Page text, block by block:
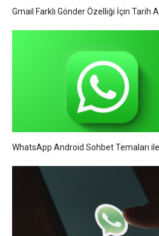
Gmail Farklı Gönder Özelliği İçin Tarih
WhatsApp Android Sohbet Temaları